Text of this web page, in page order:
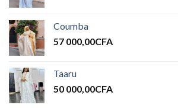
Coumba
57 000,00CFA
Taaru
50 000,00CFA